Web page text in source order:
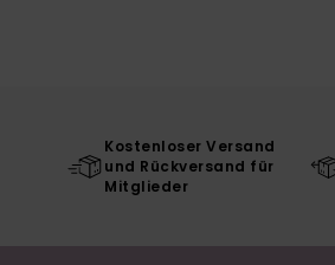
Kostenloser Versand
und Rückversand für
Mitglieder